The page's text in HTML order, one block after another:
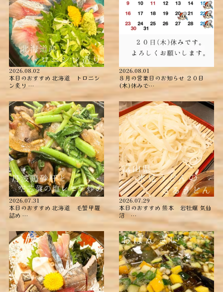
2026.08.02
本日のおすすめ ︎北海道 トロニシ
ン炙り …
2026.08.01
８月の営業日のお知らせ ２０日
(木)休みで…
2026.07.31
本日のおすすめ ︎北海道 毛蟹甲羅
詰め ︎…
2026.07.29
本日のおすすめ ︎熊本 岩牡蠣 ︎気仙
沼 …